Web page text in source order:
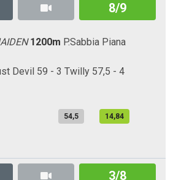
8/9
1200m P.Sabbia Piana
Devil 59 - 3 Twilly 57,5 - 4
54,5 14,84
3/8